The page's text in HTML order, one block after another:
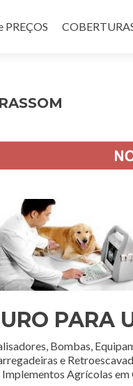
PREÇOS
PARA
Bombas,
e
Agrícolas em